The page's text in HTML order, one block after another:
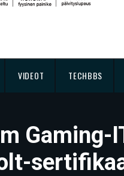
VIDEOT TECHBBS